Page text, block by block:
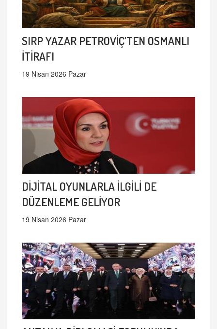
SIRP YAZAR PETROVİÇ'TEN OSMANLI
İTİRAFI
19 Nisan 2026 Pazar
DİJİTAL OYUNLARLA İLGİLİ DE
DÜZENLEME GELİYOR
19 Nisan 2026 Pazar